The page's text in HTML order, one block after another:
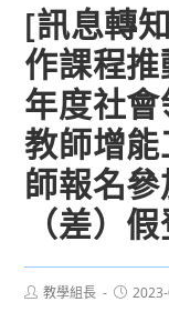
[訊息轉
作課程
年度社
教師增
師報名
（差）
Post教學組長
Post